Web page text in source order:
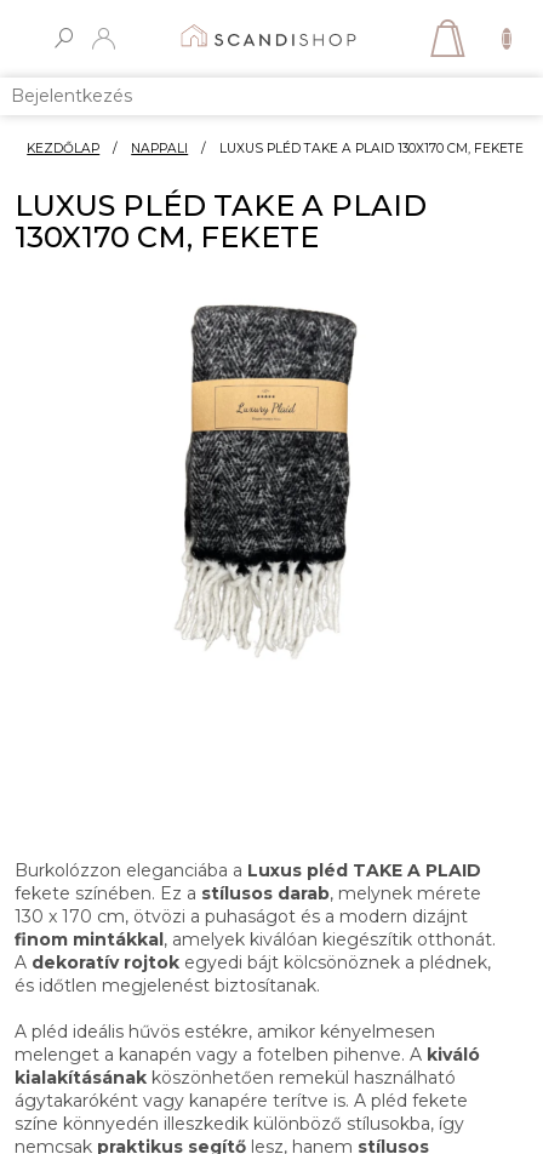
Bejelentkezés
KOSÁR
KEZDŐLAP / NAPPALI / LUXUS PLÉD TAKE A PLAID 130X170 CM, FEKETE
LUXUS PLÉD TAKE A PLAID
130X170 CM, FEKETE
Burkolózzon eleganciába a Luxus pléd TAKE A PLAID
fekete színében. Ez a stílusos darab, melynek mérete
130 x 170 cm, ötvözi a puhaságot és a modern dizájnt
finom mintákkal, amelyek kiválóan kiegészítik otthonát.
A dekoratív rojtok egyedi bájt kölcsönöznek a plédnek,
és időtlen megjelenést biztosítanak.
A pléd ideális hűvös estékre, amikor kényelmesen
melenget a kanapén vagy a fotelben pihenve. A kiváló
kialakításának köszönhetően remekül használható
ágytakaróként vagy kanapére terítve is. A pléd fekete
színe könnyedén illeszkedik különböző stílusokba, így
nemcsak praktikus segítő lesz, hanem stílusos